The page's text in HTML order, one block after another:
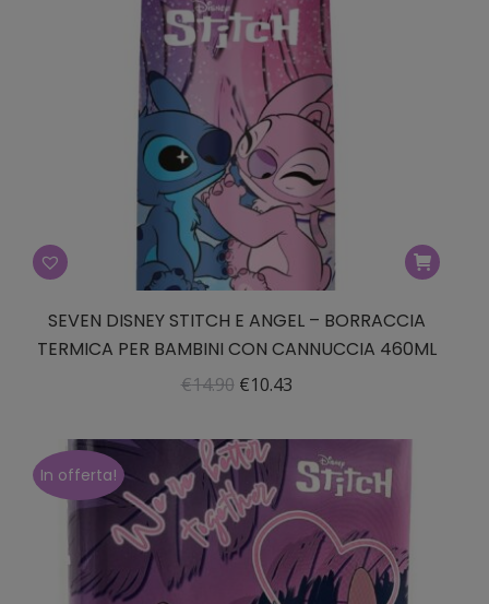
SEVEN DISNEY STITCH E ANGEL – BORRACCIA
TERMICA PER BAMBINI CON CANNUCCIA 460ML
€14.90 Il
originale
era:
€14.90.
€10.43Il
attuale
è:
€10.43.
In offerta!